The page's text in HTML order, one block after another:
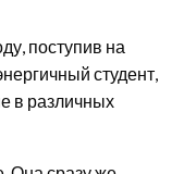
поступив на
студент,
в различных